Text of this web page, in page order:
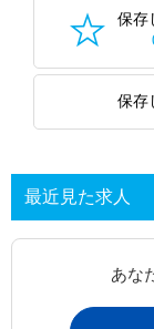
保存
保存
最近見た求人
あな